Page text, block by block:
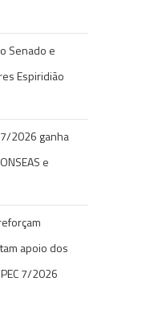
Senado e
Espiridião
2026 ganha
e
apoio dos
7/2026